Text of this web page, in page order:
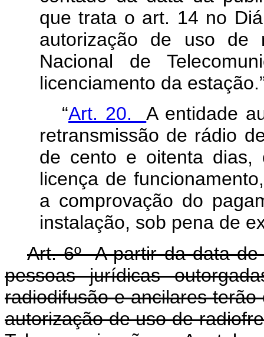
que trata o art. 14 no
autorização de uso de
Nacional de
licenciamento da
“Art. 20.A entidade
retransmissão de rádio
de cento e oitenta dias,
licença de
a comprovação do
instalação, sob pena de
Art. 6º A partir da data
pessoas jurídicas
radiodifusão e ancilares
autorização de uso de